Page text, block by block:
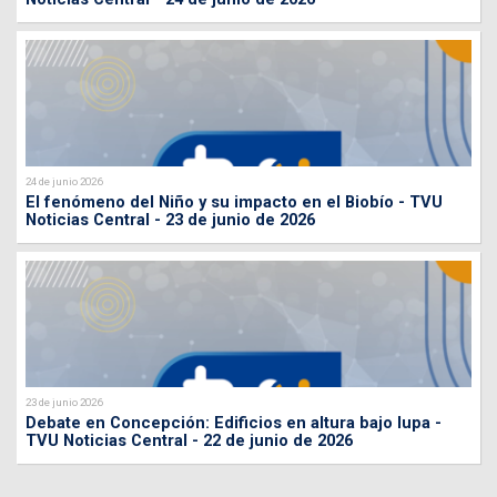
24 de junio 2026
El fenómeno del Niño y su impacto en el Biobío - TVU
Noticias Central - 23 de junio de 2026
23 de junio 2026
Debate en Concepción: Edificios en altura bajo lupa -
TVU Noticias Central - 22 de junio de 2026